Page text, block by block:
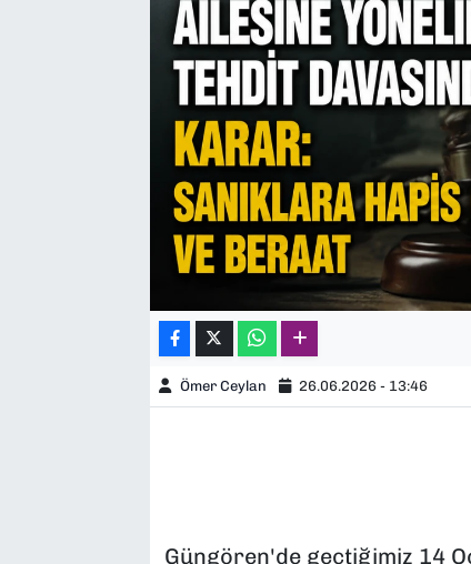
Ömer Ceylan 26.06.2026 - 13:46
Güngören'de geçtiğimiz 14
YEREL YÖNETİMLER